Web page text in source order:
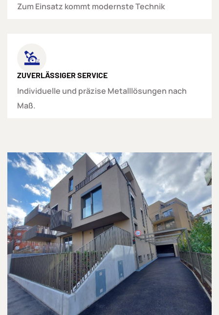
Zum Einsatz kommt modernste Technik
ZUVERLÄSSIGER SERVICE
Individuelle und präzise Metalllösungen nach
Maß.